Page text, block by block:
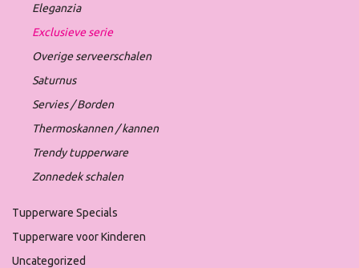
Eleganzia
Exclusieve serie
Overige serveerschalen
Saturnus
Servies / Borden
Thermoskannen / kannen
Trendy tupperware
Zonnedek schalen
Tupperware Specials
Tupperware voor Kinderen
Uncategorized